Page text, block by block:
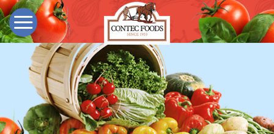
Skip
to
content